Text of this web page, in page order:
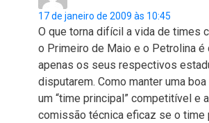
17 de janeiro de 2009 às 10:45
O que torna difícil a vida de times
o Primeiro de Maio e o Petrolina
apenas os seus respectivos
disputarem. Como manter uma
um “time principal” competitível e
comissão técnica eficaz se o time